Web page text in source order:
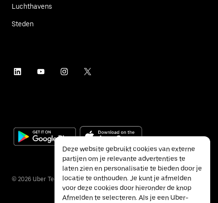
Luchthavens
Steden
© 2026 Uber Technologies Inc.
Deze website gebruikt cookies van externe
partijen om je relevante advertenties te
laten zien en personalisatie te bieden door je
locatie te onthouden. Je kunt je afmelden
voor deze cookies door hieronder de knop
Afmelden te selecteren. Als je een Uber-